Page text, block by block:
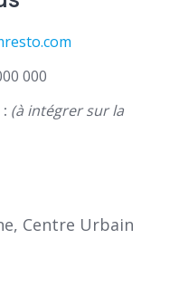
000
(à intégrer sur la
Centre Urbain